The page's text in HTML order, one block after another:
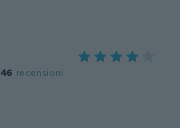
46 recensioni